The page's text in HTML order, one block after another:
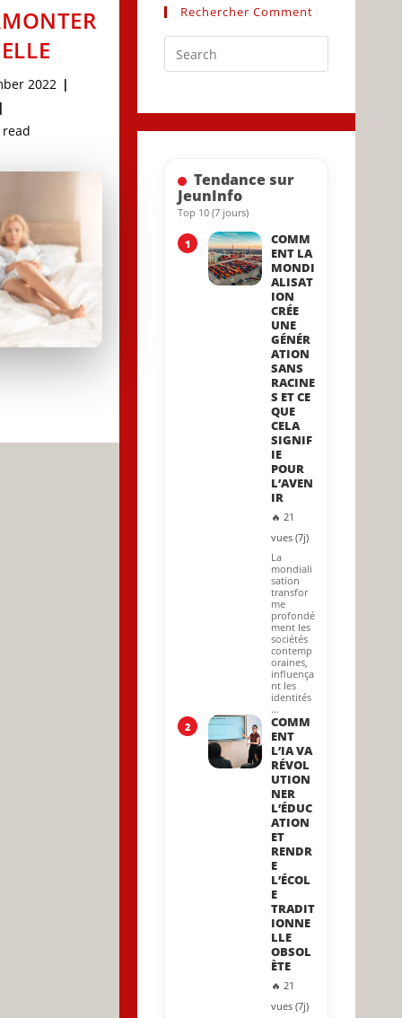
2022
Rechercher Comment
Escape
close
the
Tendance sur
JeunInfo
Top 10 (7 jours)
1
COMM
ENT LA
MONDI
ALISAT
ION
CRÉE
UNE
GÉNÉR
ATION
SANS
RACINE
S ET CE
QUE
CELA
SIGNIF
IE
POUR
L’AVEN
IR
🔥 21
vues (7j)
La
mondiali
sation
transfor
me
profondé
ment les
sociétés
contemp
oraines,
influença
nt les
identités
…
2
COMM
ENT
L’IA VA
RÉVOL
UTION
NER
L’ÉDUC
ATION
ET
RENDR
E
L’ÉCOL
E
TRADIT
IONNE
LLE
OBSOL
ÈTE
🔥 21
vues (7j)